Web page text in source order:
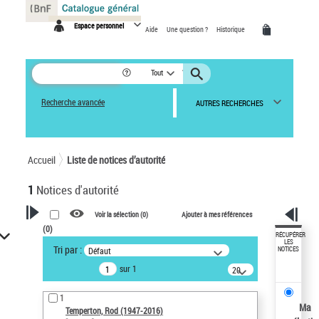
Espace personnel Aide Une question ? Historique
Tout
Recherche avancée AUTRES RECHERCHES
Accueil Liste de notices d’autorité
1 Notices d'autorité
VOTRE RECHERCHE
Recherche avancée dans les
notices d’autorité
Œuvres liées à l'auteur :
Temperton, Rod (1947-2016)
Voir la sélection (0) Ajouter à mes références
(0)
Tri par : Défaut
sur 1
20
résultats/page
1
Temperton, Rod (1947-2016)
RÉCUPÉRER
LES
NOTICES
Ma
Panneau de gestion des cookies